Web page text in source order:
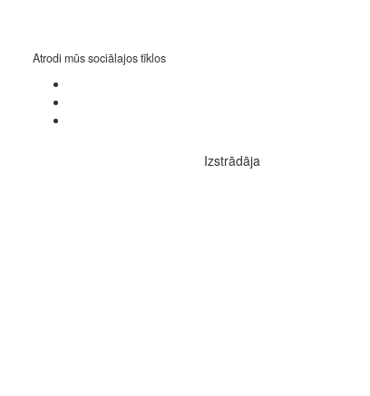
Atrodi mūs sociālajos tīklos
Izstrādāja